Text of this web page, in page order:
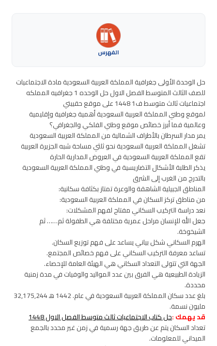
الفهرس
حل الوحدة الأولى جغرافية المملكة العربية السعودية مادة الاجتماعيات
للصف الثالث المتوسط الفصل الاول حل الوحده 1 جغرافيه المملكه
اجتماعيات ثالث متوسط ف1 1448 على موقع حقيبتي
لموقع وطني المملكة العربية السعودية أهمية جغرافية وإقليمية
وعالمية فما أبرز خصائص موقع وطني الفلكي والجغرافي؟
يمر مدار السرطان بالأطراف الشمالية من المملكة العربية السعودية
تشغل المملكة العربية السعودية نحو ثلثي مساحة شبه الجزيرة العربية
تقع المملكة العربية السعودية في العروض المدارية الحارة
يذكر الطلبة الأشكال التضاريسية في وطني المملكة العربية السعودية
بالتدرج من الغرب إلى الشرق
المناطق الجبيلية الشاهقة والوعرة تمتاز بكثافة سكانية:
من مناطق تركز السكان في المملكة العربية السعودية:
نعد دراسة التركيب السكاني مفتاح لفهم المشكلات:
جعل الله للإنسان مراحل عمرية مختلفة هي الطفولة ثم…… ثم
الشيخوخة.
الهرم السكاني شكل بياني يساعد على فهم توزيع السكان.
تساعد معرفة التركيب السكاني على فهم خصائص المجتمع.
الجهة التي تتولى التعداد السكاني هي الهيئة العامة للإحصاء.
الزيادة الطبيعية هي الفرق بين عدد المواليد والوفيات في مدة زمنية
محددة.
بلغ عدد سكان المملكة العربية السعودية في عام. 1442 ه‍ 32,175,244
مليون نسمة.
قد يهمك :حل كتاب الاجتماعيات ثالث متوسط الفصل الاول 1448
تعداد السكان يتم عن طريق جهة رسمية في زمن غير محدد بالجمع
الميداني للمعلومات.